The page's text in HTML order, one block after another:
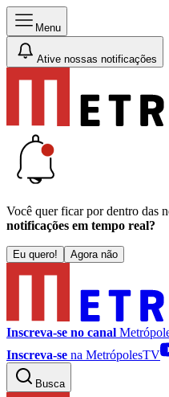
Menu
Ative nossas notificações
Você quer ficar por dentro das
notificações em tempo real?
Eu quero! Agora não
Inscreva-se no canal
Inscreva-se na MetrópolesTV
Busca